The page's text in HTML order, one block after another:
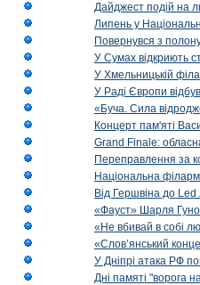
Дайджест подій на
Липень у
Повернувся з
У Сумах відкриють
У Хмельницькій
У Раді Європи
«Буча. Сила
Концерт пам'яті
Grand Finale:
Переправлення за
Національна
Від Гершвіна до Led
«Фауст» Шарля Гуно
«Не вбивай в собі
«Слов’янський
У Дніпрі атака РФ
Дні памяті "ворога